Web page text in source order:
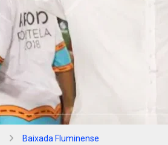
Baixada Fluminense